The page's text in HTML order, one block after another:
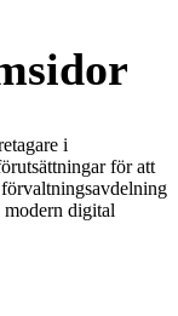
i
för att
digital